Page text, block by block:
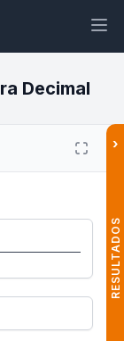
de Fração
Decimal
›
RESULTADOS